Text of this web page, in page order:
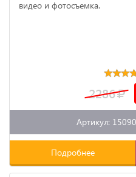
видео и фотосъемка.
2286
Артикул:
Подробнее